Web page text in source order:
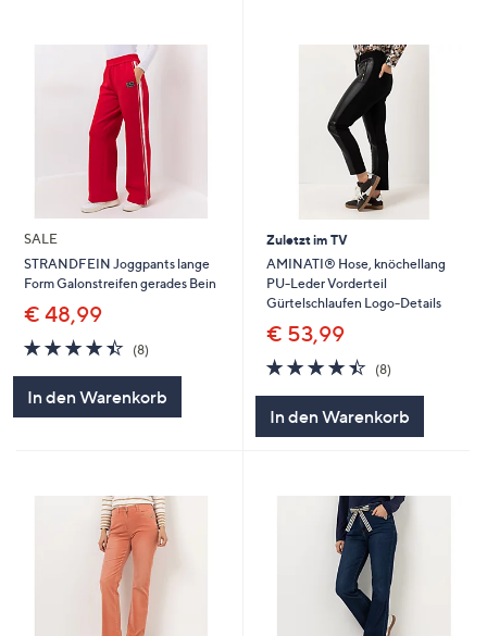
SALE
STRANDFEIN Joggpants lange
Form Galonstreifen gerades Bein
€ 48,99
4.4
von
5
(8)
In den Warenkorb
Zuletzt im TV
AMINATI® Hose, knöchellang
PU-Leder Vorderteil
Gürtelschlaufen Logo-Details
€ 53,99
4.4
von
5
(8)
In den Warenkorb